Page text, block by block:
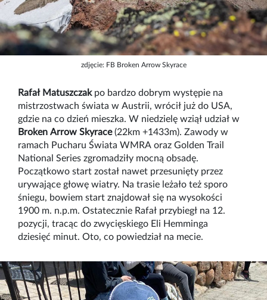
zdjęcie: FB Broken Arrow Skyrace
Rafał Matuszczak po bardzo dobrym występie na
mistrzostwach świata w Austrii, wrócił już do USA,
gdzie na co dzień mieszka. W niedzielę wziął udział w
Broken Arrow Skyrace(22km +1433m). Zawody w
ramach Pucharu Świata WMRA oraz Golden Trail
National Series zgromadziły mocną obsadę.
Początkowo start został nawet przesunięty przez
urywające głowę wiatry. Na trasie leżało też sporo
śniegu, bowiem start znajdował się na wysokości
1900 m. n.p.m. Ostatecznie Rafał przybiegł na 12.
pozycji, tracąc do zwycięskiego Eli Hemminga
dziesięć minut. Oto, co powiedział na mecie.